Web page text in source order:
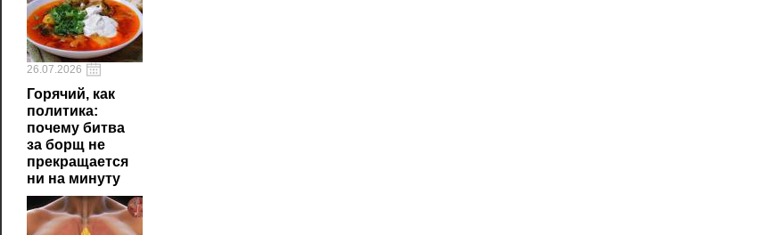
26.07.2026
Горячий, как
политика:
почему битва
за борщ не
прекращается
ни на минуту